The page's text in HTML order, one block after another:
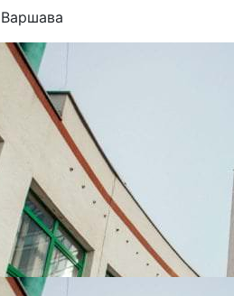
Варшава
НАЙЧАСТІШЕ ВИБИРАЮТЬ